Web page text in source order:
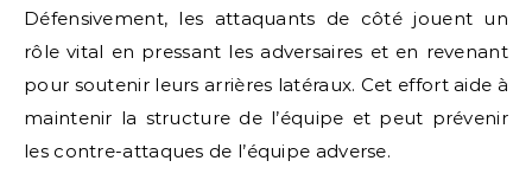
Défensivement, les attaquants de côté jouent un
rôle vital en pressant les adversaires et en revenant
pour soutenir leurs arrières latéraux. Cet effort aide à
maintenir la structure de l’équipe et peut prévenir
les contre-attaques de l’équipe adverse.